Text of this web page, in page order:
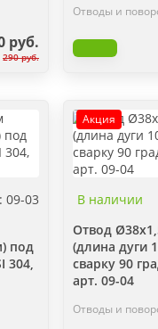
руб.
290 руб.
Отводы и
09-03
под
304,
Акция
В наличии
Отвод
(длина дуги
сварку 90
арт. 09-04
Отводы и